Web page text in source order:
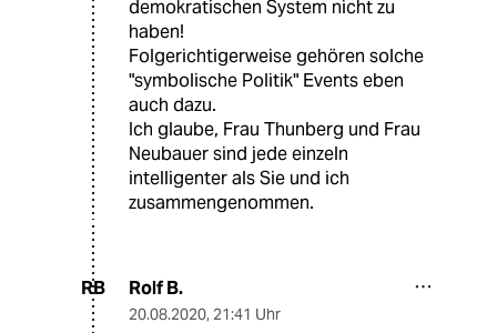
demokratischen System nicht zu
haben!
Folgerichtigerweise gehören solche
"symbolische Politik" Events eben
auch dazu.
Ich glaube, Frau Thunberg und Frau
Neubauer sind jede einzeln
intelligenter als Sie und ich
zusammengenommen.
RB Rolf B.
20.08.2020, 21:41 Uhr